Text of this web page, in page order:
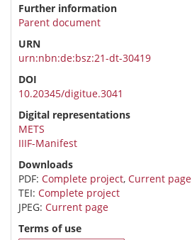
Further information
Parent document
URN
urn:nbn:de:bsz:21-dt-30419
DOI
10.20345/digitue.3041
Digital representations
METS
IIIF-Manifest
Downloads
PDF: Complete project, Current page
TEI: Complete project
JPEG: Current page
Terms of use